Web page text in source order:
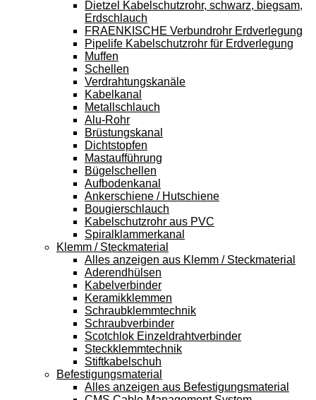
Dietzel Kabelschutzrohr, schwarz, biegsam,
Erdschlauch
FRAENKISCHE Verbundrohr Erdverlegung
Pipelife Kabelschutzrohr für Erdverlegung
Muffen
Schellen
Verdrahtungskanäle
Kabelkanal
Metallschlauch
Alu-Rohr
Brüstungskanal
Dichtstopfen
Mastaufführung
Bügelschellen
Aufbodenkanal
Ankerschiene / Hutschiene
Bougierschlauch
Kabelschutzrohr aus PVC
Spiralklammerkanal
Klemm / Steckmaterial
Alles anzeigen aus Klemm / Steckmaterial
Aderendhülsen
Kabelverbinder
Keramikklemmen
Schraubklemmtechnik
Schraubverbinder
Scotchlok Einzeldrahtverbinder
Steckklemmtechnik
Stiftkabelschuh
Befestigungsmaterial
Alles anzeigen aus Befestigungsmaterial